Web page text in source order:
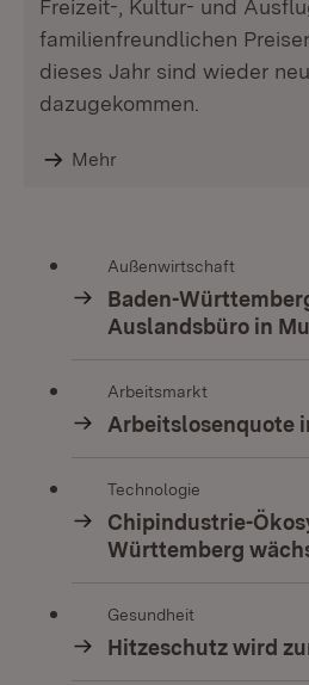
Freizeit-, Kultur- und
familienfreundlichen
dieses Jahr sind wieder
dazugekommen.
Mehr
Außenwirtschaft
Baden-
Auslandsbüro in
Arbeitsmarkt
Arbeitslosenquote
Technologie
Chipindustrie-
Württemberg
Gesundheit
Hitzeschutz wird